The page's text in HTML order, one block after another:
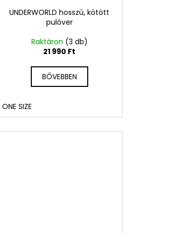
UNDERWORLD hosszú, kötött
pulóver
Raktáron (3 db)
21 990 Ft
BŐVEBBEN
ONE SIZE